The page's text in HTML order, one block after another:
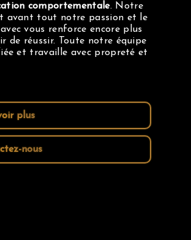
comportementale. Notre
avant tout notre passion et le
vous renforce encore plus
de réussir. Toute notre équipe
et travaille avec propreté et
plus
nous